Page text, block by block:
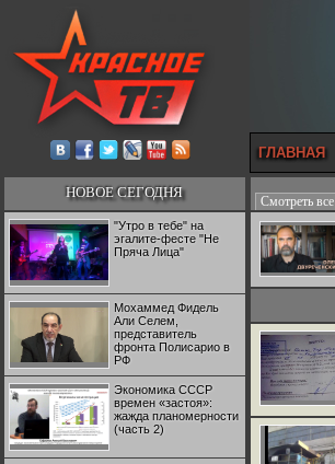
ГЛАВНАЯ
НОВОЕ СЕГОДНЯ
"Утро в тебе" на
эгалите-фесте "Не
Пряча Лица"
Мохаммед Фидель
Али Селем,
представитель
фронта Полисарио в
РФ
Экономика СССР
времен «застоя»:
жажда планомерности
(часть 2)
Смотреть все